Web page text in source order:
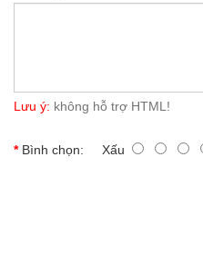
Lưu ý: không hỗ trợ HTML!
Bình chọn: Xấu